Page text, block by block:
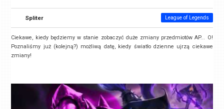
Spliter League of Legends
Ciekawe, kiedy będziemy w stanie zobaczyć duże zmiany przedmiotów AP... O!
Poznaliśmy już (kolejną?) możliwą datę, kiedy światło dzienne ujrzą ciekawe
zmiany!